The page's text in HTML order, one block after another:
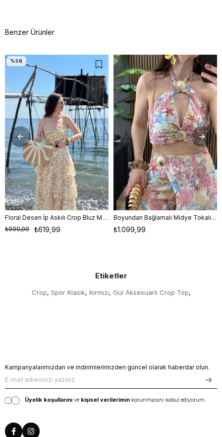
Benzer Ürünler
S
Floral Desen İp Askılı Crop Bluz Multi Color
₺619,99
₺999,99
%38
S
Boyundan Bağlamalı Midye Tokalı Crop Bluz Pembe
₺1.099,99
Etiketler
Crop, Spor Klasik, Kırmızı, Gül Aksesuarlı Crop Top,
Kampanyalarımızdan ve indirimlerimizden güncel olarak haberdar olun.
Üyelik koşullarını ve kişisel verilerimin korunmasını kabul ediyorum.